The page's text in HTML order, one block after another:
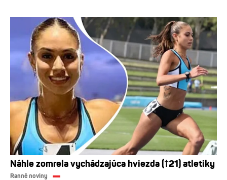
Náhle zomrela vychádzajúca hviezda (†21) atletiky
Ranné noviny